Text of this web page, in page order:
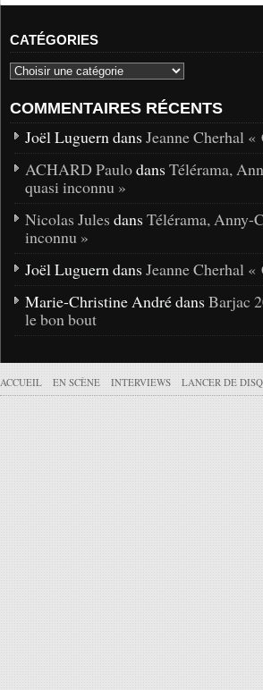
CATÉGORIES
COMMENTAIRES RÉCENTS
Joël Luguern dans Jeanne Cherhal
ACHARD Paulodans Télérama,
quasi inconnu »
Nicolas Jules dans Télérama, Anny-
inconnu »
Joël Luguern dans Jeanne Cherhal
Marie-Christine André dans Barjac
le bon bout
ACCUEIL EN SCÈNE INTERVIEWS LANCER DE